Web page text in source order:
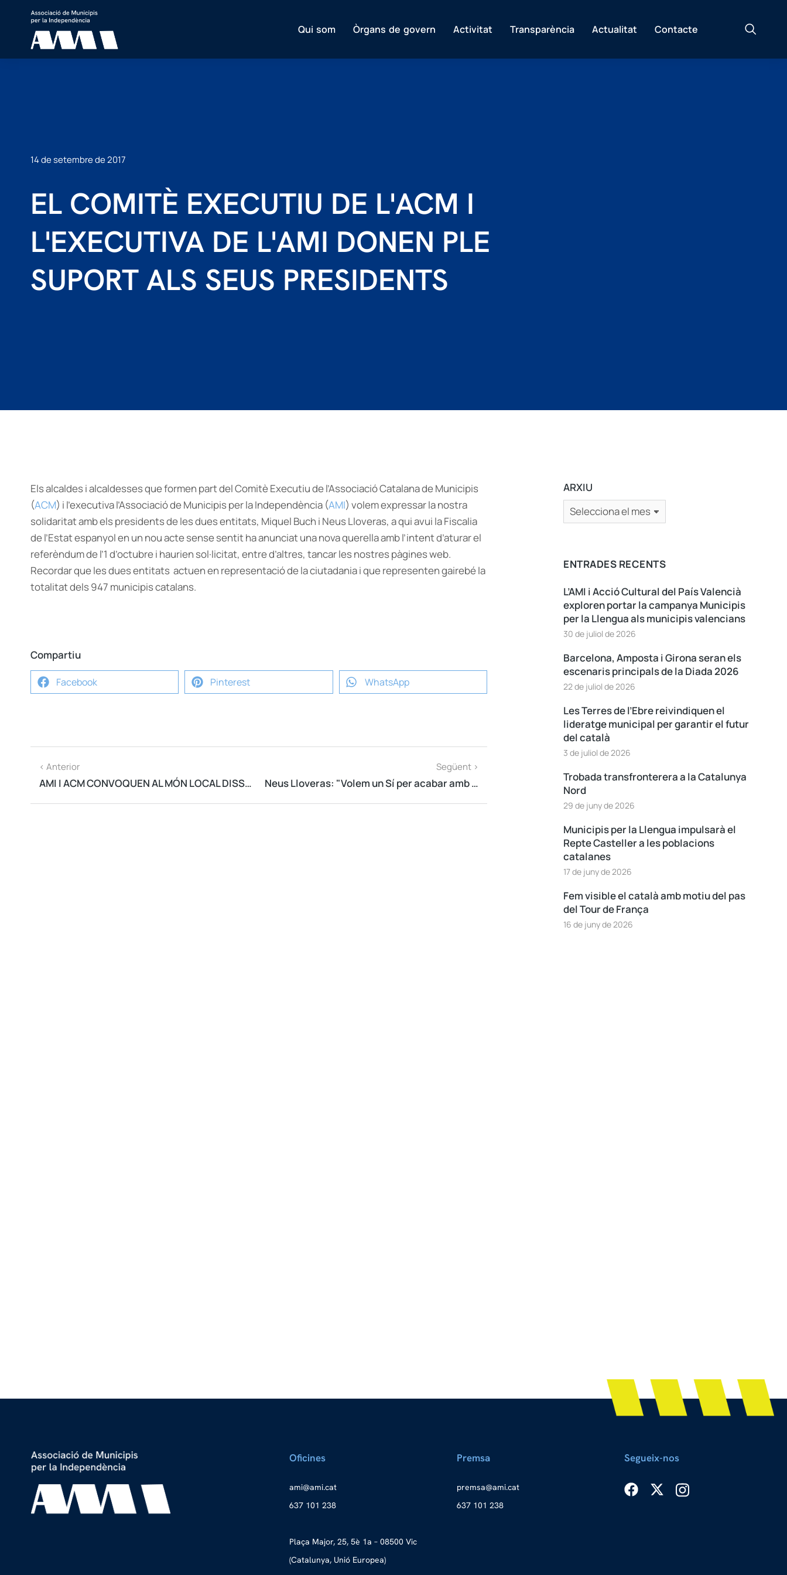
Qui som Òrgans de govern Activitat Transparència Actualitat Contacte
14 de setembre de 2017
EL COMITÈ EXECUTIU DE L'ACM I
L'EXECUTIVA DE L'AMI DONEN PLE
SUPORT ALS SEUS PRESIDENTS
Els alcaldes i alcaldesses que formen part del Comitè Executiu de l’Associació Catalana de Municipis
(ACM) i l’executiva l’Associació de Municipis per la Independència (AMI) volem expressar la nostra
solidaritat amb els presidents de les dues entitats, Miquel Buch i Neus Lloveras, a qui avui la Fiscalia
de l’Estat espanyol en un nou acte sense sentit ha anunciat una nova querella amb l’intent d’aturar el
referèndum de l’1 d’octubre i haurien sol·licitat, entre d’altres, tancar les nostres pàgines web.
Recordar que les dues entitats actuen en representació de la ciutadania i que representen gairebé la
totalitat dels 947 municipis catalans.
Compartiu
Facebook Pinterest WhatsApp
< Anterior
AMI I ACM CONVOQUEN AL MÓN LOCAL DISSABTE PER REBUTJAR ELS ATACS DE L'ESTAT ESPANYOL CONTRA ELS AJUNTAMENTS
Següent >
Neus Lloveras: "Volem un Sí per acabar amb les amenaces"
ARXIU
ENTRADES RECENTS
L’AMI i Acció Cultural del País Valencià
exploren portar la campanya Municipis
per la Llengua als municipis valencians
30 de juliol de 2026
Barcelona, Amposta i Girona seran els
escenaris principals de la Diada 2026
22 de juliol de 2026
Les Terres de l’Ebre reivindiquen el
lideratge municipal per garantir el futur
del català
3 de juliol de 2026
Trobada transfronterera a la Catalunya
Nord
29 de juny de 2026
Municipis per la Llengua impulsarà el
Repte Casteller a les poblacions
catalanes
17 de juny de 2026
Fem visible el català amb motiu del pas
del Tour de França
16 de juny de 2026
Oficines
tac.i
ma@im
a
637 101 238
Plaça Major, 25, 5è 1a – 08500 Vic
(Catalunya, Unió Europea)
Premsa
tac.i
ma@as
merp
637 101 238
Segueix-nos